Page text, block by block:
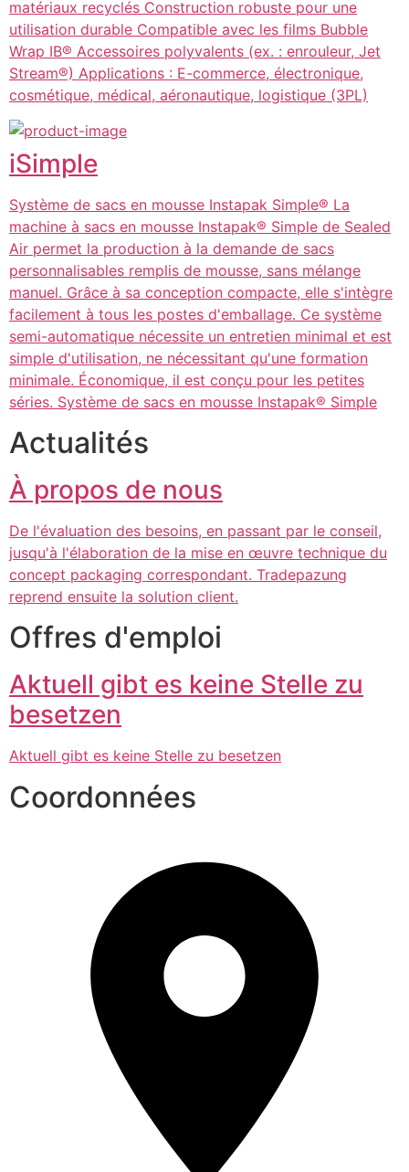
matériaux recyclés Construction robuste pour une
utilisation durable Compatible avec les films Bubble
Wrap IB® Accessoires polyvalents (ex. : enrouleur, Jet
Stream®) Applications : E-commerce, électronique,
cosmétique, médical, aéronautique, logistique (3PL)
iSimple
Système de sacs en mousse Instapak Simple® La
machine à sacs en mousse Instapak® Simple de Sealed
Air permet la production à la demande de sacs
personnalisables remplis de mousse, sans mélange
manuel. Grâce à sa conception compacte, elle s'intègre
facilement à tous les postes d'emballage. Ce système
semi-automatique nécessite un entretien minimal et est
simple d'utilisation, ne nécessitant qu'une formation
minimale. Économique, il est conçu pour les petites
séries. Système de sacs en mousse Instapak® Simple
Actualités
À propos de nous
De l'évaluation des besoins, en passant par le conseil,
jusqu'à l'élaboration de la mise en œuvre technique du
concept packaging correspondant. Tradepazung
reprend ensuite la solution client.
Offres d'emploi
Aktuell gibt es keine Stelle zu
besetzen
Aktuell gibt es keine Stelle zu besetzen
Coordonnées